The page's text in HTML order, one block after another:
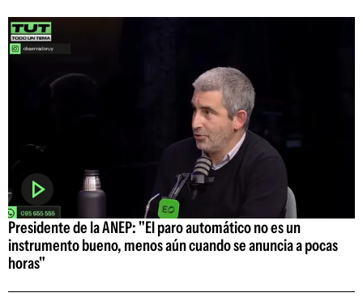
Presidente de la ANEP: "El paro automático no es un
instrumento bueno, menos aún cuando se anuncia a pocas
horas"